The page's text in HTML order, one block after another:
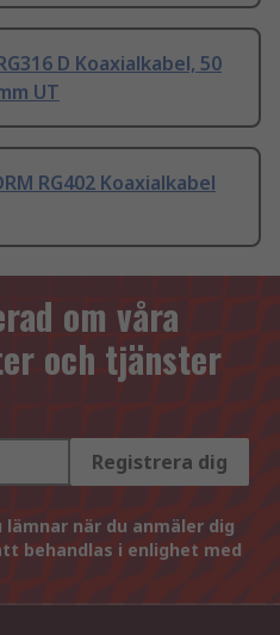
D Koaxialkabel, 50
UT
RG402 Koaxialkabel
om våra
och tjänster
Registrera dig
när du anmäler dig
behandlas i enlighet med